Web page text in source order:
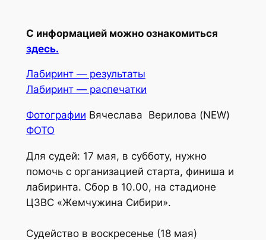
С информацией можно ознакомиться
здесь.
Лабиринт — результаты
Лабиринт — распечатки
Фотографии Вячеслава Верилова (NEW)
ФОТО
Для судей: 17 мая, в субботу, нужно
помочь с организацией старта, финиша и
лабиринта. Сбор в 10.00, на стадионе
ЦЗВС «Жемчужина Сибири».
Судейство в воскресенье (18 мая)